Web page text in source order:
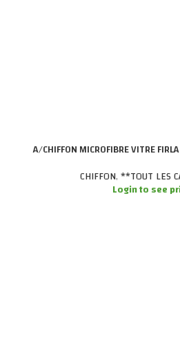
A/CHIFFON MICROFIBRE VITRE
CHIFFON,**TOUT LES
Login to see